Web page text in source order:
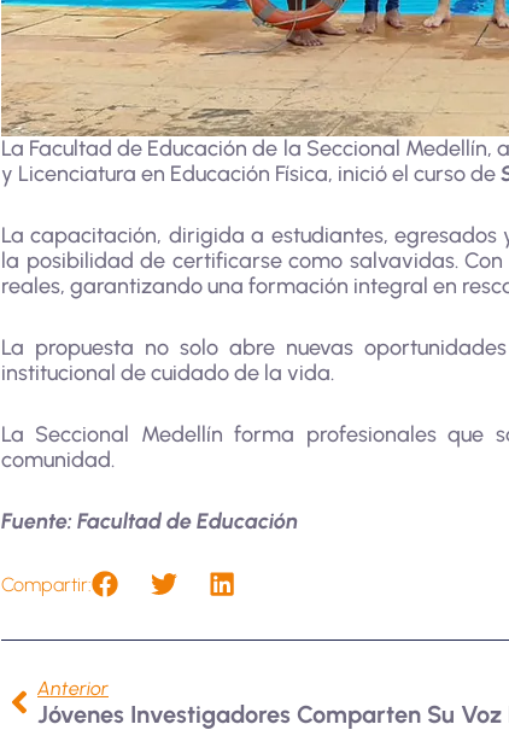
La Facultad de Educación de la Seccional
y Licenciatura en Educación Física, inició el curso de
La capacitación, dirigida a estudiantes,
la posibilidad de certificarse como salvavidas.
reales, garantizando una formación integral en
La propuesta no solo abre nuevas
institucional de cuidado de la vida.
La Seccional Medellín forma profesionales
comunidad.
Fuente: Facultad de Educación
Compartir:
Anterior